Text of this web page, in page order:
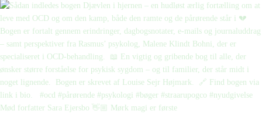
Mød forfatter Sara Ejersbo 👋🏼 Mørk magi er første